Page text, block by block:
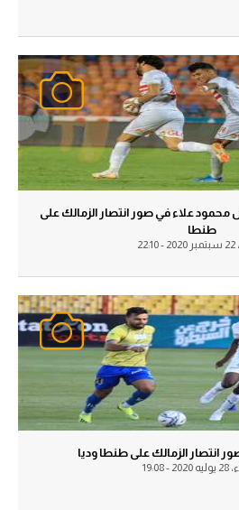
محمود علاء في صور انتصار الزمالك على
طنطا
انتصار الزمالك على طنطا وديا
- 19:08